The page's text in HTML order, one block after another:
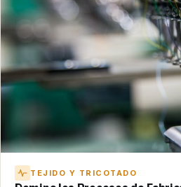
TEJIDO Y TRICOTADO